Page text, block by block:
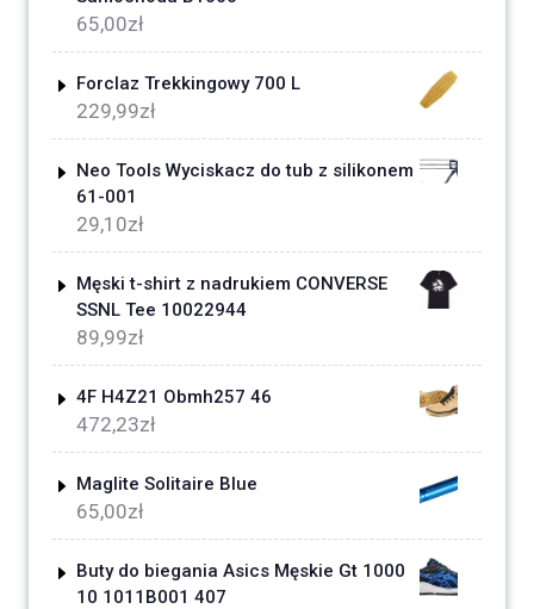
65,00zł
Forclaz Trekkingowy 700 L
229,99zł
Neo Tools Wyciskacz do tub z silikonem
61-001
29,10zł
Męski t-shirt z nadrukiem CONVERSE
SSNL Tee 10022944
89,99zł
4F H4Z21 Obmh257 46
472,23zł
Maglite Solitaire Blue
65,00zł
Buty do biegania Asics Męskie Gt 1000
10 1011B001 407